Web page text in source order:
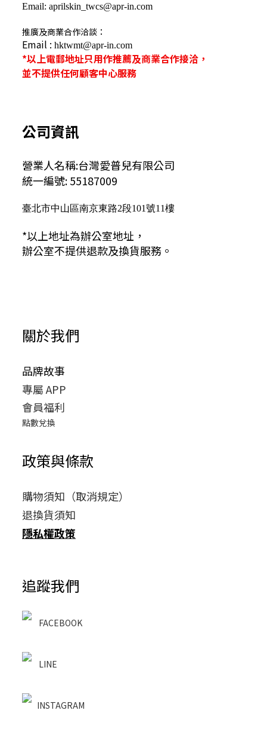
Email: aprilskin_twcs@apr-in.com
推廣及商業合作洽談：
Email : hktwmt@apr-in.com
*以上電郵地址只用作推薦及商業合作接洽，
並不提供任何顧客中心服務
公司資訊
營業人名稱:台灣愛普兒有限公司
統一編號: 55187009
臺北市中山區南京東路2段101號11樓
*以上地址為辦公室地址，
辦公室不提供退款及換貨服務。
關於我們
品牌故事
專屬 APP
會員福利
點數兌換
政策與條款
購物須知（取消規定）
退換貨須知
隱私權政策
追蹤我們
FACEBOOK
LINE
INSTAGRAM